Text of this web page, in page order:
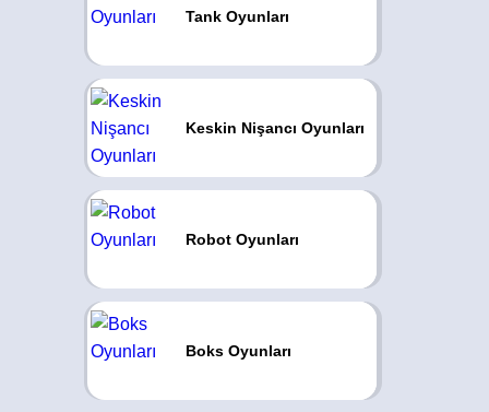
Tank Oyunları
Keskin Nişancı Oyunları
Robot Oyunları
Boks Oyunları